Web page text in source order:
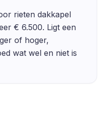
rieten dakkapel
€ 6.500. Ligt een
of hoger,
wat wel en niet is